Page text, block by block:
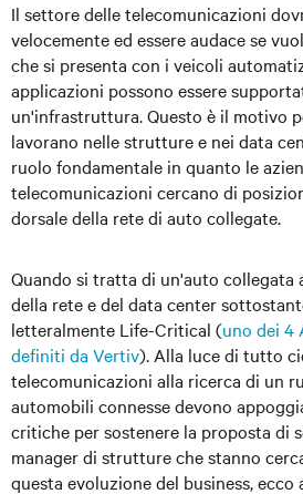
Il settore delle telecomunicazioni
velocemente ed essere audace se
che si presenta con i veicoli
applicazioni possono essere
un'infrastruttura. Questo è il motivo
lavorano nelle strutture e nei data
ruolo fondamentale in quanto le
telecomunicazioni cercano di
dorsale della rete di auto collegate.
Quando si tratta di un'auto collegata
della rete e del data center
letteralmente Life-Critical (uno dei 4
definiti da Vertiv). Alla luce di tutto
telecomunicazioni alla ricerca di un
automobili connesse devono
critiche per sostenere la proposta di
manager di strutture che stanno
questa evoluzione del business,